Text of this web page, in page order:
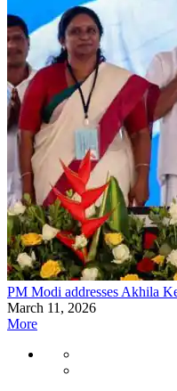
PM Modi addresses Akhila
March 11, 2026
More